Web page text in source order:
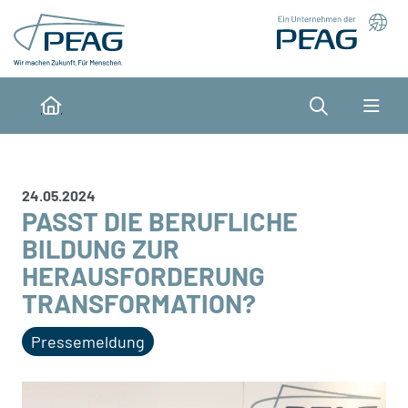
Direkt zu den Inhalten springen
Home
Suche
24.05.2024
PASST DIE BERUFLICHE
BILDUNG ZUR
HERAUSFORDERUNG
TRANSFORMATION?
Pressemeldung